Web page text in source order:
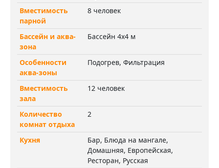
Вместимость
парной
8 человек
Бассейн и аква-
зона
Бассейн 4х4 м
Особенности
аква-зоны
Подогрев, Фильтрация
Вместимость
зала
12 человек
Количество
комнат отдыха
2
Кухня
Бар, Блюда на мангале,
Домашняя, Европейская,
Ресторан, Русская